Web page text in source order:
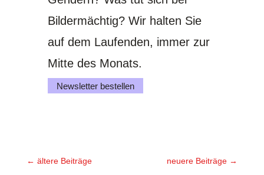
Bildermächtig? Wir halten Sie
auf dem Laufenden, immer zur
Mitte des Monats.
Newsletter bestellen
← ältere Beiträge neuere Beiträge →